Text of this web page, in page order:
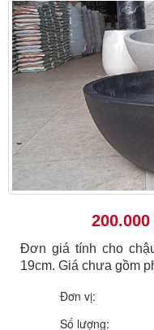
200.000
Đơn giá tính cho
19cm. Giá chưa gồm
Đơn vị:
Số lượng: